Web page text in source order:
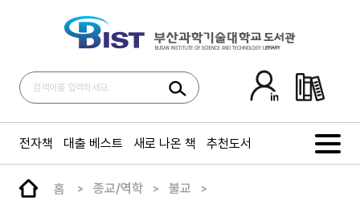
전자책 대출 베스트 새로 나온 책 추천도서
홈 종교/역학 불교